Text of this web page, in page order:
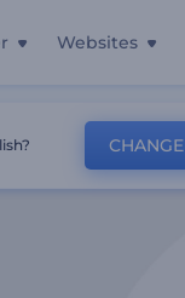
Websites
Promotion
CHANGE